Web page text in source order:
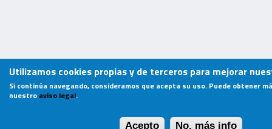
Utilizamos cookies propias y de terceros para mejorar
Si continúa navegando, consideramos que acepta su uso. Puede obtener
nuestro aviso legal.
Acepto No, más info